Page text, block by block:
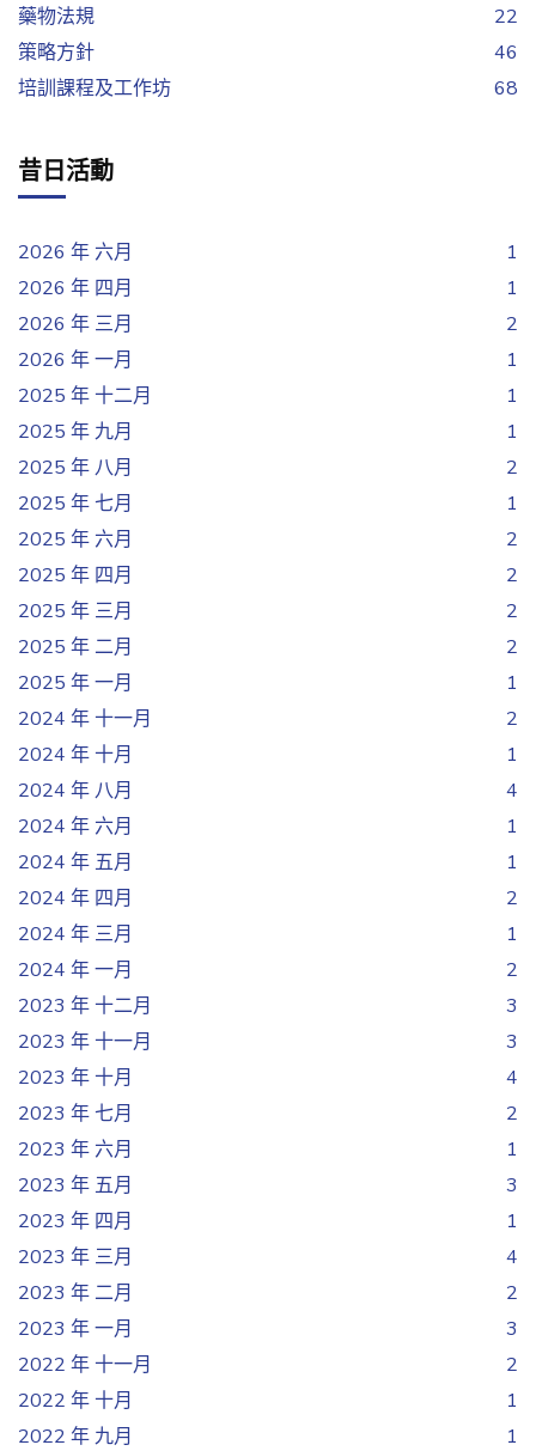
藥物法規
22
策略方針
46
培訓課程及工作坊
68
昔日活動
2026 年 六月
1
2026 年 四月
1
2026 年 三月
2
2026 年 一月
1
2025 年 十二月
1
2025 年 九月
1
2025 年 八月
2
2025 年 七月
1
2025 年 六月
2
2025 年 四月
2
2025 年 三月
2
2025 年 二月
2
2025 年 一月
1
2024 年 十一月
2
2024 年 十月
1
2024 年 八月
4
2024 年 六月
1
2024 年 五月
1
2024 年 四月
2
2024 年 三月
1
2024 年 一月
2
2023 年 十二月
3
2023 年 十一月
3
2023 年 十月
4
2023 年 七月
2
2023 年 六月
1
2023 年 五月
3
2023 年 四月
1
2023 年 三月
4
2023 年 二月
2
2023 年 一月
3
2022 年 十一月
2
2022 年 十月
1
2022 年 九月
1